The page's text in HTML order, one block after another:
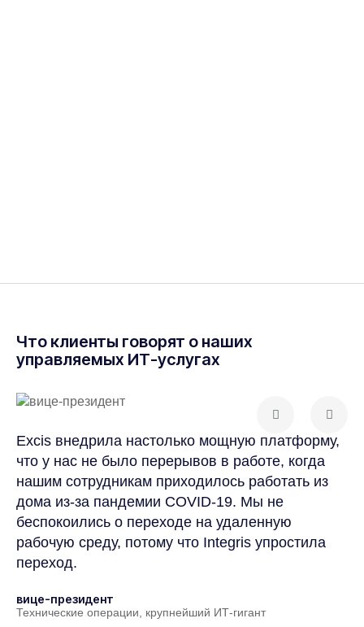
Что клиенты говорят о наших
управляемых ИТ-услугах
Excis внедрила настолько мощную платформу,
что у нас не было перерывов в работе, когда
нашим сотрудникам приходилось работать из
дома из-за пандемии COVID-19. Мы не
беспокоились о переходе на удаленную
рабочую среду, потому что Integris упростила
переход.
вице-президент
Технические операции, крупнейший ИТ-гигант